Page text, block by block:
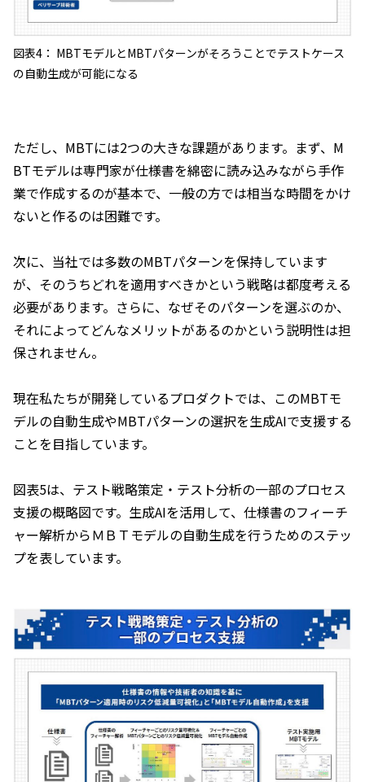
図表4： MBTモデルとMBTパターンがそろうことでテストケース
の自動生成が可能になる
ただし、MBTには2つの大きな課題があります。まず、M
BTモデルは専門家が仕様書を綿密に読み込みながら手作
業で作成するのが基本で、一般の方では相当な時間をかけ
ないと作るのは困難です。
次に、当社では多数のMBTパターンを保持しています
が、そのうちどれを適用すべきかという戦略は都度考える
必要があります。さらに、なぜそのパターンを選ぶのか、
それによってどんなメリットがあるのかという説明性は担
保されません。
現在私たちが開発しているプロダクトでは、このMBTモ
デルの自動生成やMBTパターンの選択を生成AIで支援する
ことを目指しています。
図表5は、テスト戦略策定・テスト分析の一部のプロセス
支援の概略図です。生成AIを活用して、仕様書のフィーチ
ャー解析からＭＢＴモデルの自動生成を行うためのステッ
プを表しています。